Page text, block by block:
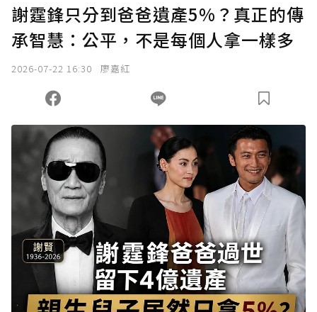
謝霆鋒只分到爸爸遺產5%？真正的傳
承智慧：公平，不是每個人拿一樣多
2026-07-22 16:30 廖嘉紅